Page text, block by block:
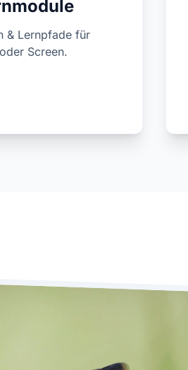
& Lernpfade für
Screen.